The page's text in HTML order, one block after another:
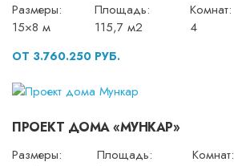
Размеры:
15×8 м
Площадь:
115,7 м2
Комнат:
4
ОТ 3.760.250 РУБ.
ПРОЕКТ ДОМА «МУНКАР»
Размеры:
Площадь:
Комнат: